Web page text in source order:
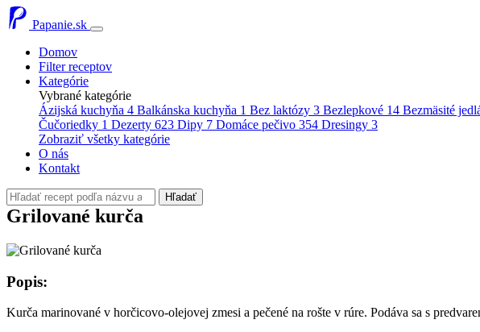
Papanie.sk
Domov
Filter receptov
Kategórie
Vybrané kategórie
Ázijská kuchyňa 4 Balkánska kuchyňa 1 Bez laktózy 3 Bezlepkové 14 Bezmäsité
Čučoriedky 1 Dezerty 623 Dipy 7 Domáce pečivo 354 Dresingy 3
Zobraziť všetky kategórie
O nás
Kontakt
Hľadať
Grilované kurča
Popis:
Kurča marinované v horčicovo-olejovej zmesi a pečené na rošte v rúre. Podáva sa s